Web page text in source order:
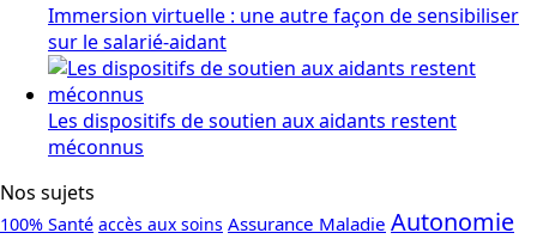
Immersion virtuelle : une autre façon de sensibiliser
sur le salarié-aidant
Les dispositifs de soutien aux aidants restent
méconnus
Nos sujets
100% Santé accès aux soins Assurance Maladie Autonomie